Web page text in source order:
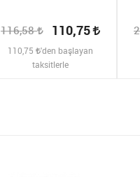
116,58 110,75
110,75
'den başlayan
taksitlerle